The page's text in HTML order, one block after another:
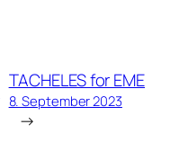
TACHELES for EME
8. September 2023
→